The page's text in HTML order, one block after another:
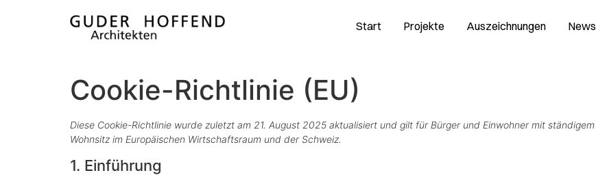
Start Projekte Auszeichnungen News
Cookie-Richtlinie (EU)
Diese Cookie-Richtlinie wurde zuletzt am 21. August 2025 aktualisiert und gilt für Bürger und Einwohner mit ständigem
Wohnsitz im Europäischen Wirtschaftsraum und der Schweiz.
1. Einführung